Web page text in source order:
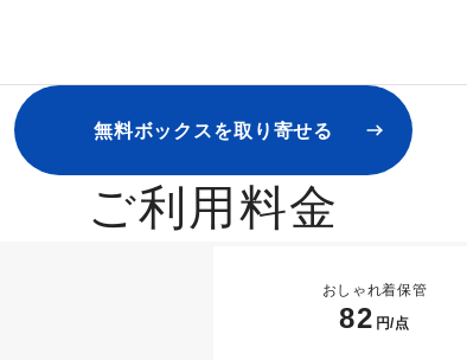
無料ボックスを取り寄せる
ご利用料金
おしゃれ着保管
82 円/点